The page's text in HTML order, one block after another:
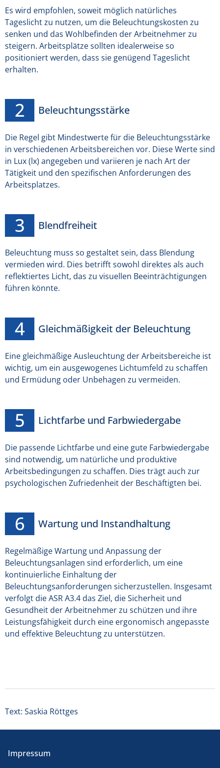
Es wird empfohlen, soweit möglich natürliches
Tageslicht zu nutzen, um die Beleuchtungskosten zu
senken und das Wohlbefinden der Arbeitnehmer zu
steigern. Arbeitsplätze sollten idealerweise so
positioniert werden, dass sie genügend Tageslicht
erhalten.
Beleuchtungsstärke
Die Regel gibt Mindestwerte für die Beleuchtungsstärke
in verschiedenen Arbeitsbereichen vor. Diese Werte sind
in Lux (lx) angegeben und variieren je nach Art der
Tätigkeit und den spezifischen Anforderungen des
Arbeitsplatzes.
Blendfreiheit
Beleuchtung muss so gestaltet sein, dass Blendung
vermieden wird. Dies betrifft sowohl direktes als auch
reflektiertes Licht, das zu visuellen Beeinträchtigungen
führen könnte.
Gleichmäßigkeit der Beleuchtung
Eine gleichmäßige Ausleuchtung der Arbeitsbereiche ist
wichtig, um ein ausgewogenes Lichtumfeld zu schaffen
und Ermüdung oder Unbehagen zu vermeiden.
Lichtfarbe und Farbwiedergabe
Die passende Lichtfarbe und eine gute Farbwiedergabe
sind notwendig, um natürliche und produktive
Arbeitsbedingungen zu schaffen. Dies trägt auch zur
psychologischen Zufriedenheit der Beschäftigten bei.
Wartung und Instandhaltung
Regelmäßige Wartung und Anpassung der
Beleuchtungsanlagen sind erforderlich, um eine
kontinuierliche Einhaltung der
Beleuchtungsanforderungen sicherzustellen. Insgesamt
verfolgt die ASR A3.4 das Ziel, die Sicherheit und
Gesundheit der Arbeitnehmer zu schützen und ihre
Leistungsfähigkeit durch eine ergonomisch angepasste
und effektive Beleuchtung zu unterstützen.
Text: Saskia Röttges
Impressum